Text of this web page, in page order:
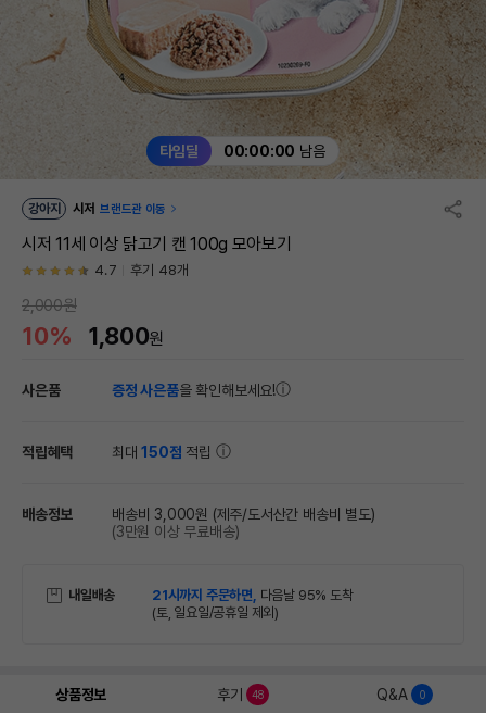
타임딜 00:00:00 남음
강아지 시저 브랜드관 이동
시저 11세 이상 닭고기 캔 100g 모아보기
4.7 후기 48개
2,000원
10% 1,800원
사은품 증정 사은품을 확인해보세요!
적립혜택 최대150점 적립
배송정보 배송비 3,000원 (제주/도서산간 배송비 별도)
(3만원 이상 무료배송)
내일배송 21시까지 주문하면, 다음날 95% 도착
(토, 일요일/공휴일 제외)
상품정보 후기 48 Q&A 0